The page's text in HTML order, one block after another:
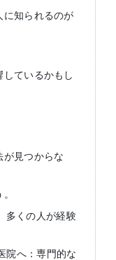
に知られるのが
ているかもし
が見つからな
多くの人が経験
院へ：専門的な